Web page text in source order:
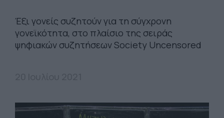
Έξι γονείς συζητούν για τη σύγχρονη
γονεϊκότητα, στο πλαίσιο της σειράς
ψηφιακών συζητήσεων Society Uncensored